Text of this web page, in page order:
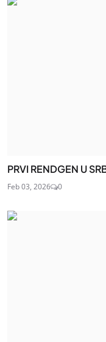
PRVI RENDGEN U
Feb 03, 2026 0